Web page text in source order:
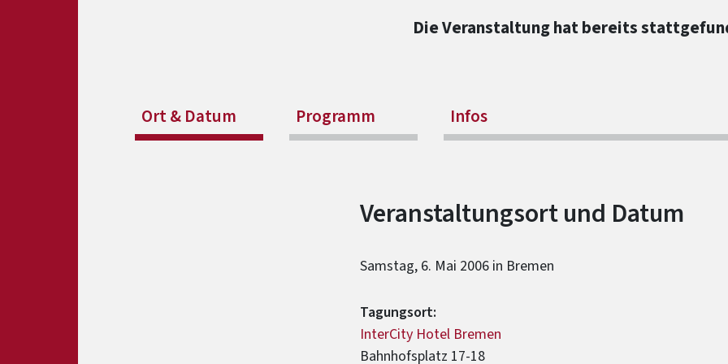
Die Veranstaltung hat bereits
Ort & Datum Programm Infos
Veranstaltungsort und Datum
Samstag, 6. Mai 2006 in Bremen
Tagungsort:
InterCity Hotel Bremen
Bahnhofsplatz 17-18